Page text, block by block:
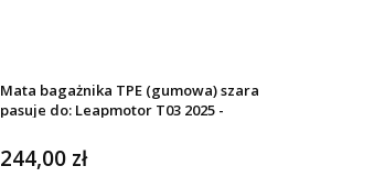
Mata bagażnika TPE (gumowa) szara
pasuje do: Leapmotor T03 2025 -
244,00 zł